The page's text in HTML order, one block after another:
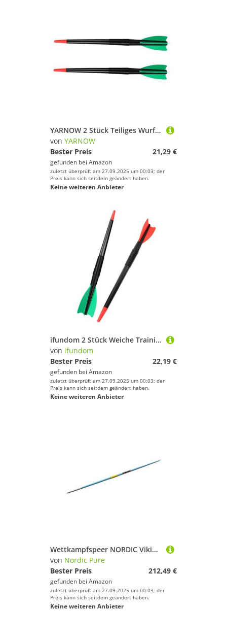
YARNOW 2 Stück Teiliges Wurfgerät Javelin für Schulwettkampf Sicherer Leichter Trainingsspeer zur Motorischer Fähigkeiten und Sensorischer Integration für Kindertraining im Freien
von YARNOW
Bester Preis
21,29 €
gefunden bei Amazon
zuletzt überprüft am 27.09.2025 um 00:03; der
Preis kann sich seitdem geändert haben.
Keine weiteren Anbieter
ifundom 2 Stück Weiche Trainingsspeere aus Kunststoff für Erwachsene Leicht und Sicher für Wurftraining Wettbewerb und Outdoor Sport Farbiges Rot Grün
von ifundom
Bester Preis
22,19 €
gefunden bei Amazon
zuletzt überprüft am 27.09.2025 um 00:03; der
Preis kann sich seitdem geändert haben.
Keine weiteren Anbieter
Wettkampfspeer NORDIC Viking 400 Gramm - Flex 11.9
von Nordic Pure
Bester Preis
212,49 €
gefunden bei Amazon
zuletzt überprüft am 27.09.2025 um 00:03; der
Preis kann sich seitdem geändert haben.
Keine weiteren Anbieter